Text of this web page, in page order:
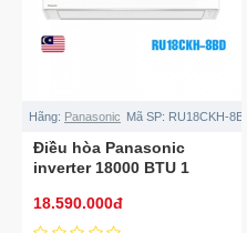
Hãng: Panasonic Mã SP: RU18CKH-8BD
Điều hòa Panasonic
inverter 18000 BTU 1
18.590.000đ